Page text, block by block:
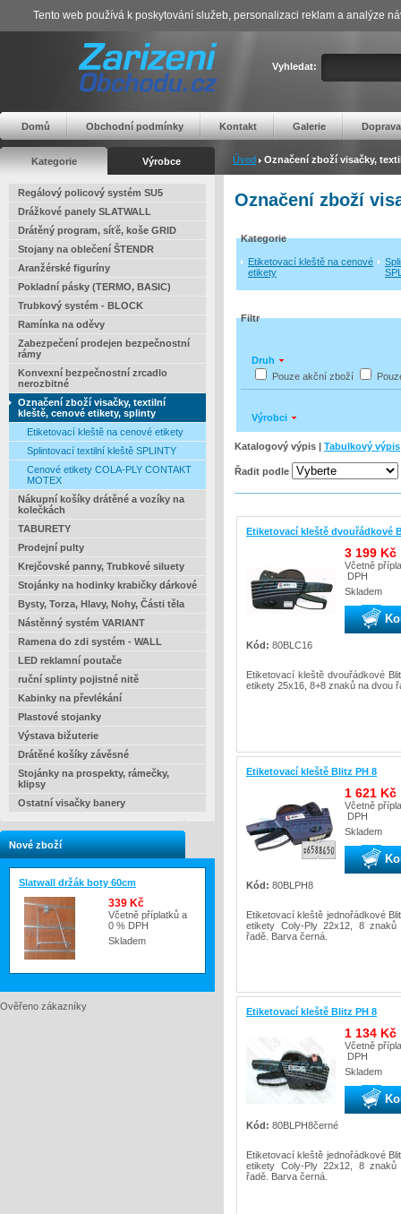
Vyhledat:
Domů Obchodní podmínky Kontakt Galerie Doprava
Kategorie Výrobce Úvod Označení zboží visačky,
Regálový policový systém SU5
Drážkové panely SLATWALL
Drátěný program, síťě, koše GRID
Stojany na oblečení ŠTENDR
Aranžérské figuríny
Pokladní pásky (TERMO, BASIC)
Trubkový systém - BLOCK
Ramínka na oděvy
Zabezpečení prodejen bezpečnostní
rámy
Konvexní bezpečnostní zrcadlo
nerozbitné
Označení zboží visačky, textilní
kleště, cenové etikety, splinty
Etiketovací kleště na cenové etikety
Splintovací textilní kleště SPLINTY
Cenové etikety COLA-PLY CONTAKT
MOTEX
Nákupní košíky drátěné a vozíky na
kolečkách
TABURETY
Prodejní pulty
Krejčovské panny, Trubkové siluety
Stojánky na hodinky krabičky dárkové
Bysty, Torza, Hlavy, Nohy, Části těla
Nástěnný systém VARIANT
Ramena do zdi systém - WALL
LED reklamní poutače
ruční splinty pojistné nitě
Kabinky na převlékání
Plastové stojanky
Výstava bižuterie
Drátěné košíky závěsné
Stojánky na prospekty, rámečky,
klipsy
Ostatní visačky banery
Nové zboží
Slatwall držák boty 60cm
339 Kč
Včetně příplatků a
0 % DPH
Skladem
Ověřeno zákazníky
Označení zboží
Kategorie
Etiketovací kleště na cenové
etikety
Filtr
Druh
Pouze akční zboží
Výrobci
Katalogový výpis | Tabulkový výpis
Řadit podle
Etiketovací kleště dvouřádkové
3 199 Kč
Včetně
DPH
Skladem
Kód: 80BLC16
Etiketovací kleště dvouřádkové
etikety 25x16, 8+8 znaků na dvou
Etiketovací kleště Blitz PH 8
1 621 Kč
Včetně
DPH
Skladem
Kód: 80BLPH8
Etiketovací kleště jednořádkové
etikety Coly-Ply 22x12, 8 znaků
řadě. Barva černá.
Etiketovací kleště Blitz PH 8
1 134 Kč
Včetně
DPH
Skladem
Kód: 80BLPH8černé
Etiketovací kleště jednořádkové
etikety Coly-Ply 22x12, 8 znaků
řadě. Barva černá.
Tento web používá k poskytování služeb, personalizaci reklam a analýze